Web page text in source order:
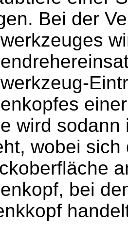
Bei der
wird
wobei
bei